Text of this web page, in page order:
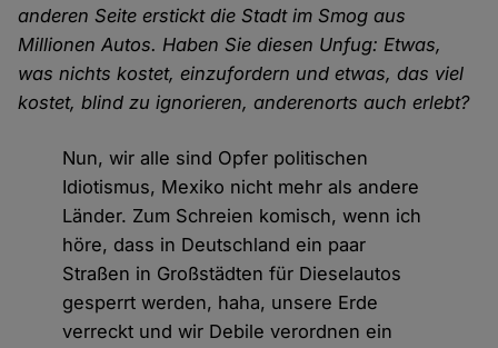
anderen Seite erstickt die Stadt im Smog aus
Millionen Autos. Haben Sie diesen Unfug: Etwas,
was nichts kostet, einzufordern und etwas, das viel
kostet, blind zu ignorieren, anderenorts auch erlebt?
Nun, wir alle sind Opfer politischen
Idiotismus, Mexiko nicht mehr als andere
Länder. Zum Schreien komisch, wenn ich
höre, dass in Deutschland ein paar
Straßen in Großstädten für Dieselautos
gesperrt werden, haha, unsere Erde
verreckt und wir Debile verordnen ein